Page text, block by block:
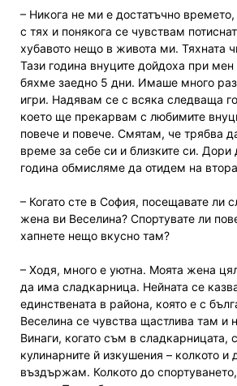
– Никога не ми е достатъчно
с тях и понякога се чувствам
хубавото нещо в живота ми. Тяхната
Тази година внуците дойдоха при
бяхме заедно 5 дни. Имаше много
игри. Надявам се с всяка следваща
което ще прекарвам с любимите
повече и повече. Смятам, че трябва
време за себе си и близките си. Дори
година обмисляме да отидем на
– Когато сте в София, посещавате ли
жена ви Веселина? Спортувате ли
хапнете нещо вкусно там?
– Ходя, много е уютна. Моята жена
да има сладкарница. Нейната се
единствената в района, която е с
Веселина се чувства щастлива там и
Винаги, когато съм в сладкарницата,
кулинарните й изкушения – колкото и
въздържам. Колкото до